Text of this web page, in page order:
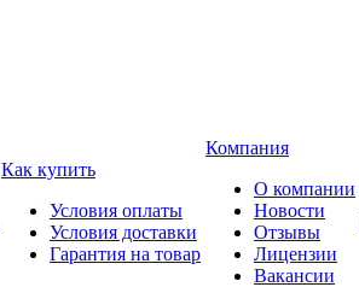
Как купить
Условия оплаты
Условия доставки
Гарантия на товар
Компания
О компании
Новости
Отзывы
Лицензии
Вакансии